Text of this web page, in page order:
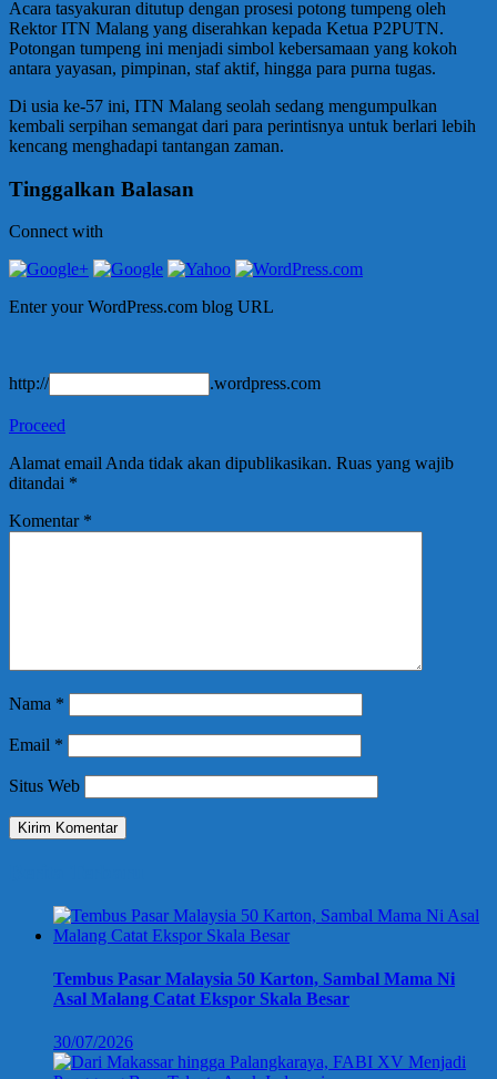
Acara tasyakuran ditutup dengan prosesi potong tumpeng oleh
Rektor ITN Malang yang diserahkan kepada Ketua P2PUTN.
Potongan tumpeng ini menjadi simbol kebersamaan yang kokoh
antara yayasan, pimpinan, staf aktif, hingga para purna tugas.
Di usia ke-57 ini, ITN Malang seolah sedang mengumpulkan
kembali serpihan semangat dari para perintisnya untuk berlari lebih
kencang menghadapi tantangan zaman.
Tinggalkan Balasan
Connect with
Enter your WordPress.com blog URL
http:// .wordpress.com
Proceed
Alamat email Anda tidak akan dipublikasikan. Ruas yang wajib
ditandai *
Komentar *
Nama *
Email *
Situs Web
Tembus Pasar Malaysia 50 Karton, Sambal Mama Ni
Asal Malang Catat Ekspor Skala Besar
30/07/2026